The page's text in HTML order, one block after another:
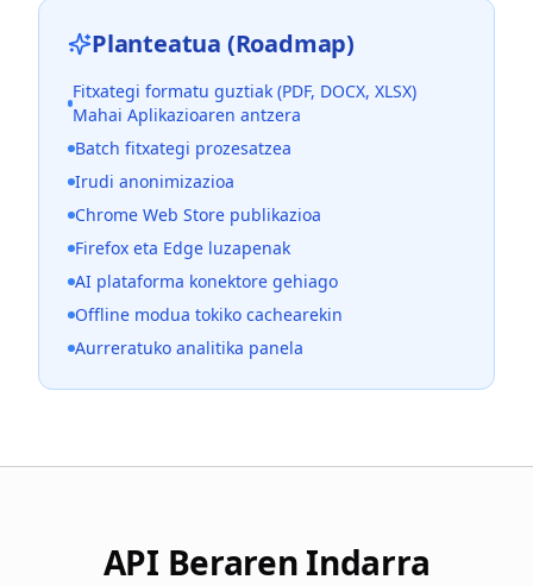
Planteatua (Roadmap)
Fitxategi formatu guztiak (PDF, DOCX, XLSX)
Mahai Aplikazioaren antzera
Batch fitxategi prozesatzea
Irudi anonimizazioa
Chrome Web Store publikazioa
Firefox eta Edge luzapenak
AI plataforma konektore gehiago
Offline modua tokiko cachearekin
Aurreratuko analitika panela
API Beraren Indarra